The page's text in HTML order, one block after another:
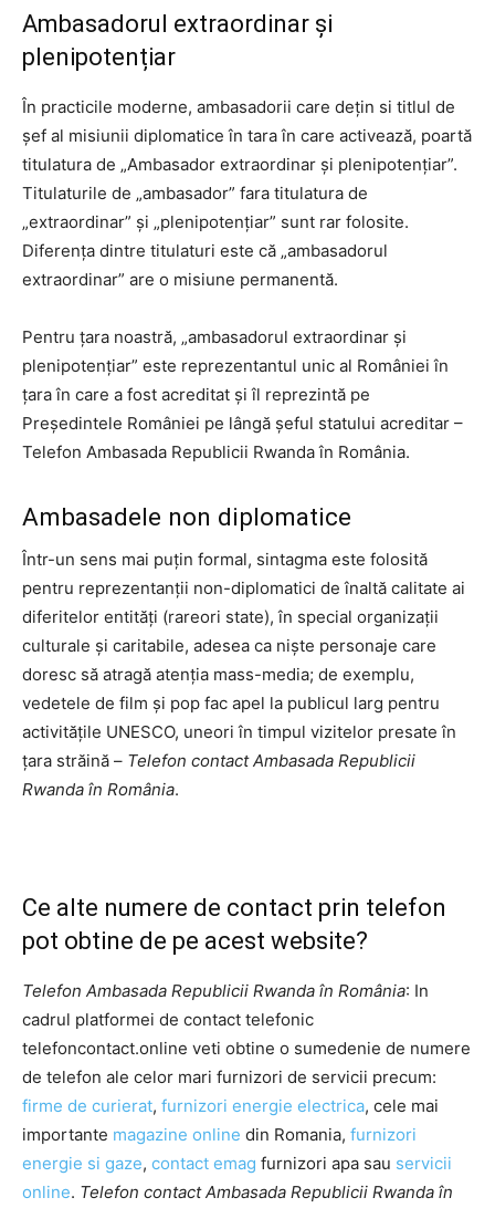
Ambasadorul extraordinar și
plenipotențiar
În practicile moderne, ambasadorii care dețin si titlul de
șef al misiunii diplomatice în tara în care activează, poartă
titulatura de „Ambasador extraordinar și plenipotențiar”.
Titulaturile de „ambasador” fara titulatura de
„extraordinar” și „plenipotențiar” sunt rar folosite.
Diferența dintre titulaturi este că „ambasadorul
extraordinar” are o misiune permanentă.
Pentru țara noastră, „ambasadorul extraordinar și
plenipotențiar” este reprezentantul unic al României în
țara în care a fost acreditat și îl reprezintă pe
Președintele României pe lângă șeful statului acreditar –
Telefon Ambasada Republicii Rwanda în România.
Ambasadele non diplomatice
Într-un sens mai puțin formal, sintagma este folosită
pentru reprezentanții non-diplomatici de înaltă calitate ai
diferitelor entități (rareori state), în special organizații
culturale și caritabile, adesea ca niște personaje care
doresc să atragă atenția mass-media; de exemplu,
vedetele de film și pop fac apel la publicul larg pentru
activitățile UNESCO, uneori în timpul vizitelor presate în
țara străină – Telefon contact Ambasada Republicii
Rwanda în România.
Ce alte numere de contact prin telefon
pot obtine de pe acest website?
Telefon Ambasada Republicii Rwanda în România: In
cadrul platformei de contact telefonic
telefoncontact.online veti obtine o sumedenie de numere
de telefon ale celor mari furnizori de servicii precum:
firme de curierat, furnizori energie electrica, cele mai
importante magazine online din Romania, furnizori
energie si gaze, contact emag furnizori apa sau servicii
online. Telefon contact Ambasada Republicii Rwanda în